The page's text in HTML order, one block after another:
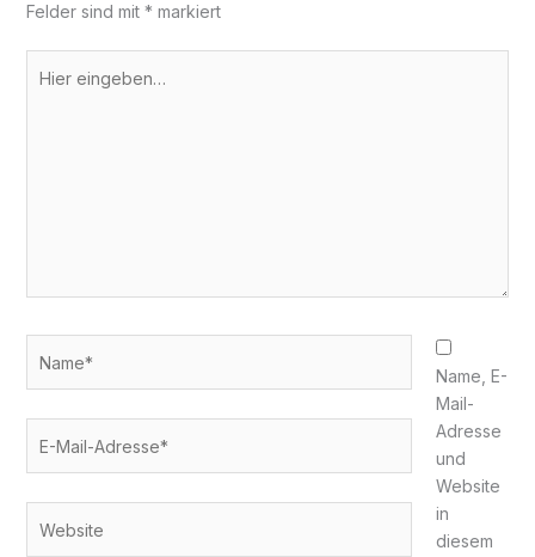
Felder sind mit * markiert
eingeben…
Mail-
Name, E-
Mail-
Adresse
und
Website
in
diesem